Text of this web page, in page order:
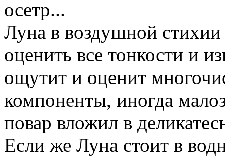
осетр...
Луна в воздушной
оценить все тонкости и
ощутит и оценит
компоненты, иногда
повар вложил в
Если же Луна стоит в